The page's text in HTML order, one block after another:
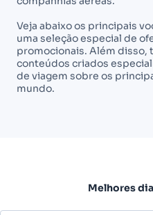
Veja abaixo os principais
uma seleção especial de
promocionais. Além disso,
conteúdos criados
de viagem sobre os
mundo.
Melhores